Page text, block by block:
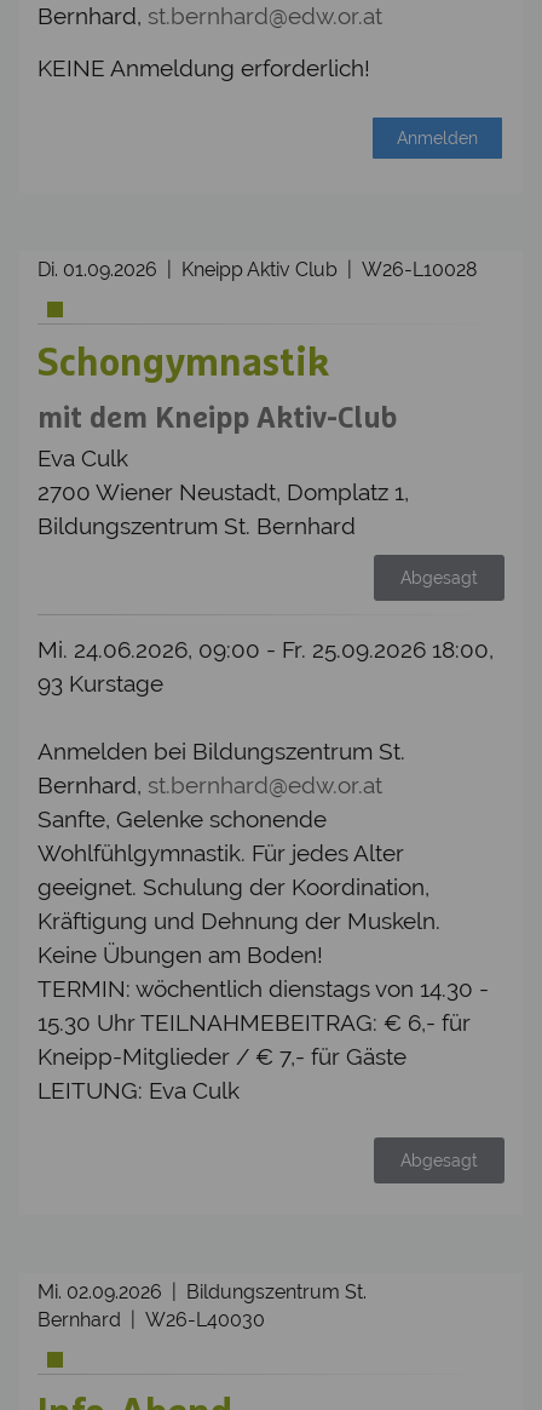
Bernhard, st.bernhard@edw.or.at
KEINE Anmeldung erforderlich!
Anmelden
Di. 01.09.2026 | Kneipp Aktiv Club | W26-L10028
Schongymnastik
mit dem Kneipp Aktiv-Club
Eva Culk
2700 Wiener Neustadt, Domplatz 1,
Bildungszentrum St. Bernhard
Abgesagt
Mi. 24.06.2026, 09:00 - Fr. 25.09.2026 18:00,
93 Kurstage
Anmelden bei Bildungszentrum St.
Bernhard, st.bernhard@edw.or.at
Sanfte, Gelenke schonende
Wohlfühlgymnastik. Für jedes Alter
geeignet. Schulung der Koordination,
Kräftigung und Dehnung der Muskeln.
Keine Übungen am Boden!
TERMIN: wöchentlich dienstags von 14.30 -
15.30 Uhr TEILNAHMEBEITRAG: € 6,- für
Kneipp-Mitglieder / € 7,- für Gäste
LEITUNG: Eva Culk
Abgesagt
Mi. 02.09.2026 | Bildungszentrum St.
Bernhard | W26-L40030